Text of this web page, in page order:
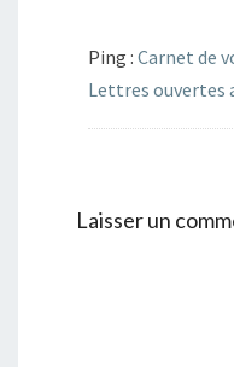
Ping : Carnet de
Lettres ouvertes
Laisser un